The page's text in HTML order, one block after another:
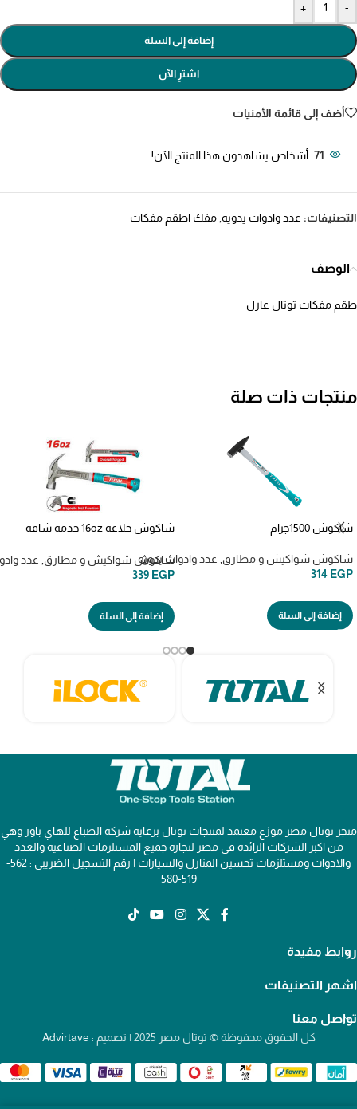
-
+
إضافة إلى السلة
اشترِ الآن
أضف إلى قائمة الأمنيات
71 أشخاص يشاهدون هذا المنتج الآن!
التصنيفات: عدد وادوات يدويه مفك اطقم مفكات
الوصف
طقم مفكات توتال عازل
منتجات ذات صلة
شاكوش 1500جرام
شاكوش شواكيش و مطارق عدد وادوات يدويه
314 EGP
إضافة إلى السلة
شاكوش خلاعه 16oz خدمه شاقه
شاكوش شواكيش و مطارق عدد
339 EGP
إضافة إلى السلة
متجر توتال مصر موزع معتمد لمنتجات توتال برعاية شركة الصباغ للهاي باور وهي
من اكبر الشركات الرائدة في مصر لتجاره جميع المستلزمات الصناعيه والعدد
والادوات ومستلزمات تحسين المنازل والسيارات | رقم التسجيل الضريبي : 562-
519-580
روابط مفيدة
اشهر التصنيفات
تواصل معنا
كل الحقوق محفوظة © توتال مصر 2025 | تصميم : Advirtave